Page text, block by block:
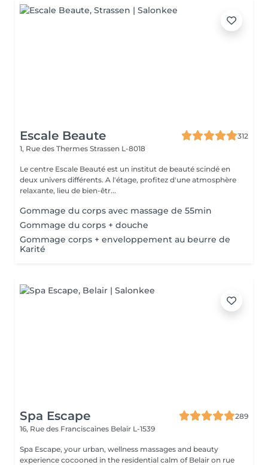
Escale Beaute
312
1, Rue des Thermes Strassen L-8018
Le centre Escale Beauté est un institut de beauté scindé en
deux univers différents. A l'étage, profitez d'une atmosphère
relaxante, lieu de bien-êtr...
Gommage du corps avec massage de 55min
Gommage du corps + douche
Gommage corps + enveloppement au beurre de
Karité
Spa Escape
289
16, Rue des Franciscaines Belair L-1539
Spa Escape, your urban, wellness massages and beauty
experience cocooned in the residential calm of Belair on rue